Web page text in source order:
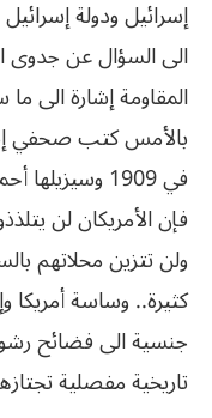
‬المقاومة‮ ‬إشارة‮ ‬الى‮ ‬ما‮ ‬سيأتي‮.‬
بالأمس كتب صحفي
فإن الأمريكان لن
ولن تتزين محلاتهم
‬تاريخية‮ ‬مفصلية‮ ‬تجتازها‮ ‬الأمة‮. ‬